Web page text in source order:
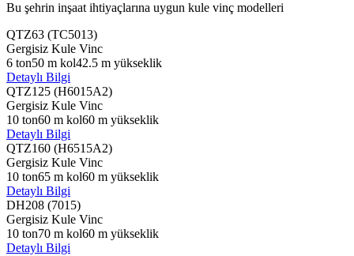
Bu şehrin inşaat ihtiyaçlarına uygun kule vinç modelleri
QTZ63 (TC5013)
Gergisiz Kule Vinc
6 ton50 m kol42.5 m yükseklik
Detaylı Bilgi
QTZ125 (H6015A2)
Gergisiz Kule Vinc
10 ton60 m kol60 m yükseklik
Detaylı Bilgi
QTZ160 (H6515A2)
Gergisiz Kule Vinc
10 ton65 m kol60 m yükseklik
Detaylı Bilgi
DH208 (7015)
Gergisiz Kule Vinc
10 ton70 m kol60 m yükseklik
Detaylı Bilgi